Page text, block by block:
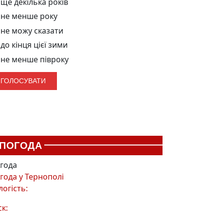
не менше року
не можу сказати
до кінця цієї зими
не менше півроку
ПОГОДА
уТернополі